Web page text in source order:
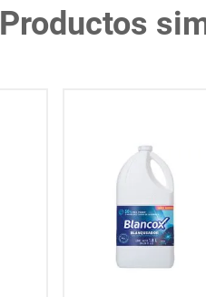
Productos